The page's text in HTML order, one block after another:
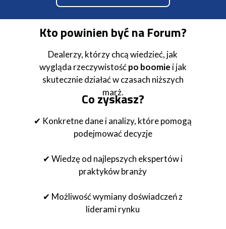
Kto powinien być na Forum?
Dealerzy, którzy chcą wiedzieć, jak
wygląda rzeczywistośćpo boomie i jak
skutecznie działać w czasach niższych
marż.
Co zyskasz?
✔ Konkretne dane i analizy, które pomogą
podejmować decyzje
✔ Wiedzę od najlepszych ekspertów i
praktyków branży
✔ Możliwość wymiany doświadczeń z
liderami rynku